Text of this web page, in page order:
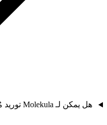
هل يمكن لـ Molekula توريد مُزَوِّجات الأيونات بكميات كبيرة؟